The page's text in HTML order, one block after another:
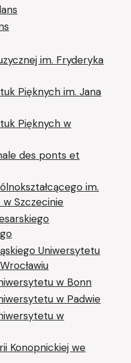
im. Fryderyka
Pięknych im. Jana
Pięknych w
des ponts et
im.
w Szczecinie
Uniwersytetu
w Bonn
w Padwie
w
Konopnickiej we